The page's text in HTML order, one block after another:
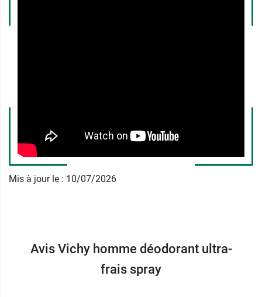
Conditionnement: 1 spray de 100 ml ou lot de 2
Mis à jour le : 10/07/2026
Avis Vichy homme déodorant ultra-
frais spray